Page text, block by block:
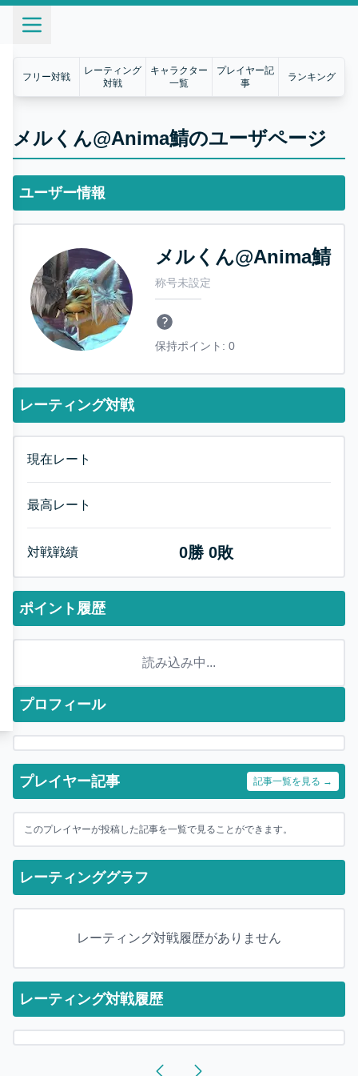
フリー対戦
レーティング
対戦
キャラクター
一覧
プレイヤー記
事
ランキング
メルくん@Anima鯖のユーザページ
ユーザー情報
メルくん@Anima鯖
称号未設定
保持ポイント: 0
レーティング対戦
現在レート
最高レート
対戦戦績 0勝 0敗
ポイント履歴
読み込み中...
プロフィール
プレイヤー記事 記事一覧を見る →
このプレイヤーが投稿した記事を一覧で見ることができます。
レーティンググラフ
レーティング対戦履歴がありません
レーティング対戦履歴